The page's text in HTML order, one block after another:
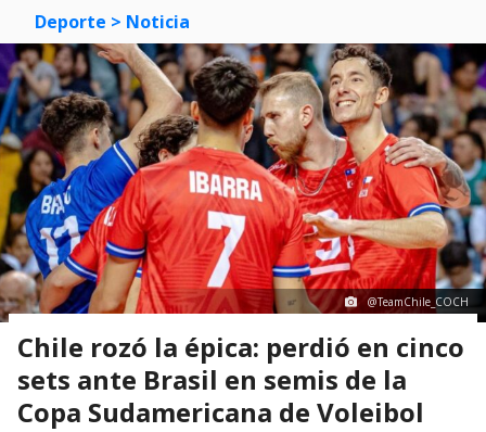
Deporte > Noticia
@TeamChile_COCH
Chile rozó la épica: perdió en cinco
sets ante Brasil en semis de la
Copa Sudamericana de Voleibol